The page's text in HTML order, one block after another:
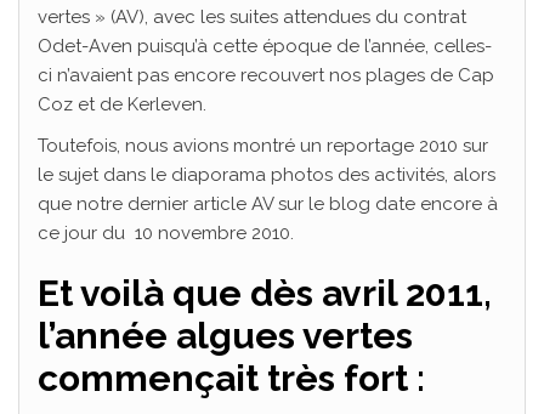
vertes » (AV), avec les suites attendues du contrat
Odet-Aven puisqu’à cette époque de l’année, celles-
ci n’avaient pas encore recouvert nos plages de Cap
Coz et de Kerleven.
Toutefois, nous avions montré un reportage 2010 sur
le sujet dans le diaporama photos des activités, alors
que notre dernier article AV sur le blog date encore à
ce jour du 10 novembre 2010.
Et voilà que dès avril 2011,
l’année algues vertes
commençait très fort :